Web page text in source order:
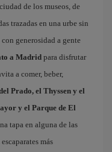
de los museos, de
trazadas en una urbe sin
generosidad a gente
a Madrid para disfrutar
a comer, beber,
Prado, el Thyssen y el
y el Parque de El
tapa en alguna de las
más